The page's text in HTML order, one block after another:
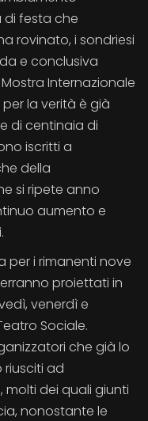
di festa che
rovinato, i sondriesi
e conclusiva
Internazionale
la verità è già
di centinaia di
iscritti a
della
si ripete anno
aumento e
per i rimanenti nove
proiettati in
venerdì e
Sociale.
che già lo
ad
dei quali giunti
nonostante le